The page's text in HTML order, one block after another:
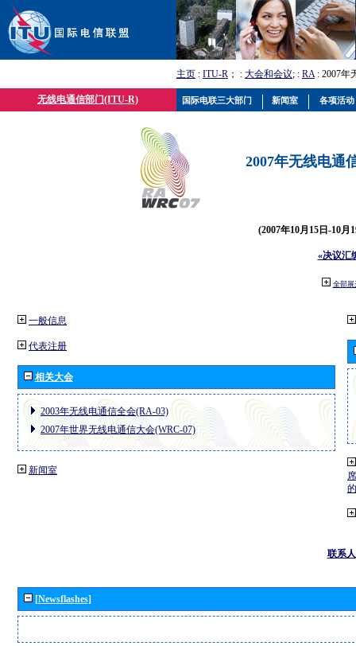
主页 : ITU-R ； : 大会和会议; : RA: 2007年
无线电通信部门(ITU-R)
2007年无线电通
(2007年10月15日-10月
«决议汇
全部展
一般信息
代表注册
相关大会
2003年无线电通信全会(RA-03)
2007年世界无线电通信大会(WRC-07)
新闻室
联系人
[Newsflashes]
国际电联三大部门 新闻室 各项活动